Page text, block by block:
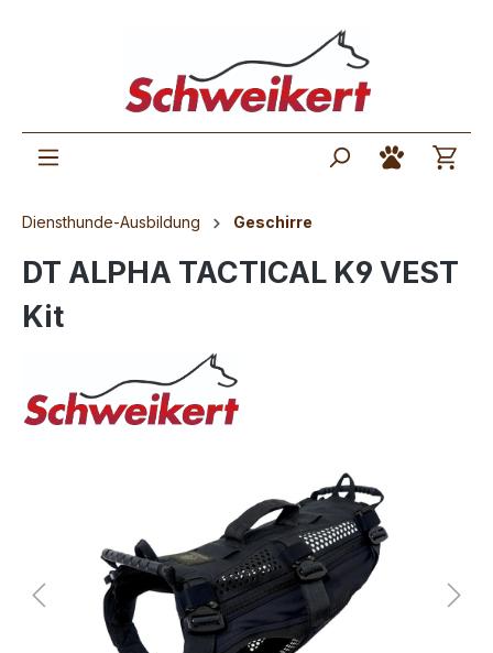
Diensthunde-Ausbildung Geschirre
DT ALPHA TACTICAL K9 VEST
Kit